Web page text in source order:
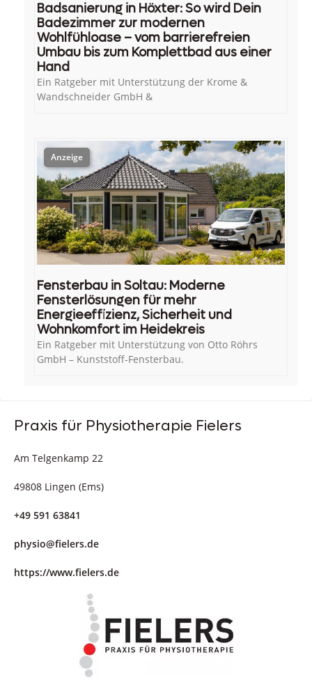
Badsanierung in Höxter: So wird Dein
Badezimmer zur modernen
Wohlfühloase – vom barrierefreien
Umbau bis zum Komplettbad aus einer
Hand
Ein Ratgeber mit Unterstützung der Krome &
Wandschneider GmbH &
Fensterbau in Soltau: Moderne
Fensterlösungen für mehr
Energieeffizienz, Sicherheit und
Wohnkomfort im Heidekreis
Ein Ratgeber mit Unterstützung von Otto Röhrs
GmbH – Kunststoff-Fensterbau.
Praxis für Physiotherapie Fielers
Am Telgenkamp 22
49808 Lingen (Ems)
+49 591 63841
physio@fielers.de
https://www.fielers.de